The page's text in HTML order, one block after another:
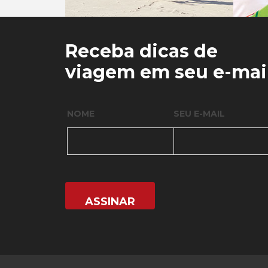
0 0
Receba dicas de
viagem em seu e-
NOME SEU E-MAIL